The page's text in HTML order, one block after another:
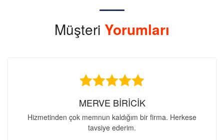
Müşteri Yorumları
MERVE BİRİCİK
Hizmetinden çok memnun kaldığım bir firma. Herkese
tavsiye ederim.